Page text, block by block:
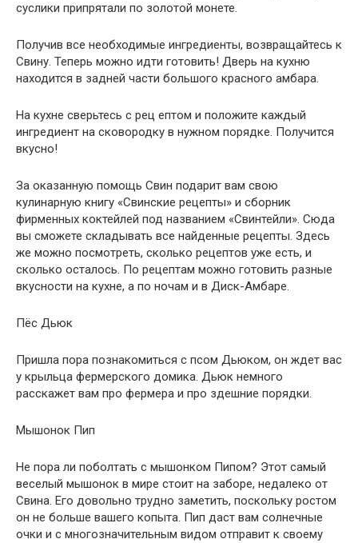
суслики припрятали по золотой монете.
Получив все необходимые ингредиенты, возвращайтесь к
Свину. Теперь можно идти готовить! Дверь на кухню
находится в задней части большого красного амбара.
На кухне сверьтесь с рец ептом и положите каждый
ингредиент на сковородку в нужном порядке. Получится
вкусно!
За оказанную помощь Свин подарит вам свою
кулинарную книгу «Свинские рецепты» и сборник
фирменных коктейлей под названием «Свинтейли». Сюда
вы сможете складывать все найденные рецепты. Здесь
же можно посмотреть, сколько рецептов уже есть, и
сколько осталось. По рецептам можно готовить разные
вкусности на кухне, а по ночам и в Диск-Амбаре.
Пёс Дьюк
Пришла пора познакомиться с псом Дьюком, он ждет вас
у крыльца фермерского домика. Дьюк немного
расскажет вам про фермера и про здешние порядки.
Мышонок Пип
Не пора ли поболтать с мышонком Пипом? Этот самый
веселый мышонок в мире стоит на заборе, недалеко от
Свина. Его довольно трудно заметить, поскольку ростом
он не больше вашего копыта. Пип даст вам солнечные
очки и с многозначительным видом отправит к своему